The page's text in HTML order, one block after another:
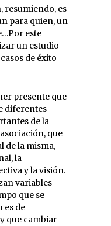
resumiendo, es
para quien, un
este
un estudio
de éxito
presente que
diferentes
de la
que
de la misma,
la
y la visión.
variables
que se
es de
que cambiar